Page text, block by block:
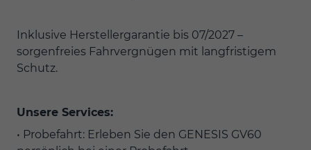
Inklusive Herstellergarantie bis 07/2027 –
sorgenfreies Fahrvergnügen mit langfristigem
Schutz.
Unsere Services:
• Probefahrt: Erleben Sie den GENESIS GV60